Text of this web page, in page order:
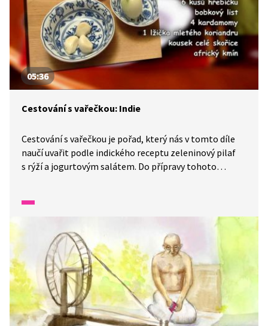
05:36
Cestování s vařečkou: Indie
Cestování s vařečkou je pořad, který nás v tomto díle
naučí uvařit podle indického receptu zeleninový pilaf
s rýží a jogurtovým salátem. Do přípravy tohoto
na kterém toho nakonec bude spousta k hodování.